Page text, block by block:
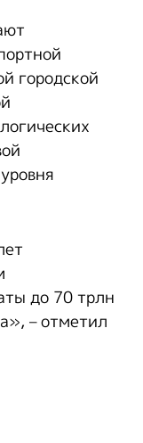
городской
до 70 трлн
– отметил